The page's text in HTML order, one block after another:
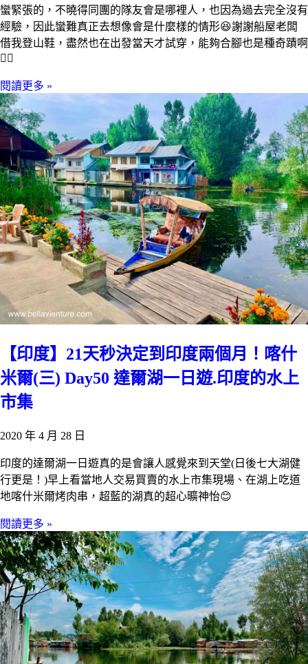
蠻緊張的，不曉得同團的隊友會是哪裡人，也因為過去完全沒有
經驗，因此蠻難真正去想像會是什麼樣的情形😆謝謝船屋老闆
借我登山鞋，盡然也在出發當天才試穿，能夠合腳也是種奇蹟啊
🙇‍♀️
閱讀更多 »
【印度】21天秒決定到印度兩個月！喀什
米爾(三) Day50 達爾湖一日遊.印度的水上
市集
2020 年 4 月 28 日
印度的達爾湖一日遊真的是會讓人感覺來到天堂(日後七大湖健
行更是！)早上看當地人交易買賣的水上市集現場、在湖上吃道
地喀什米爾烤肉串，超藍的湖真的超心曠神怡😊
閱讀更多 »